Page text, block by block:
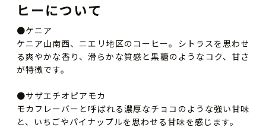
ヒーについて
●ケニア
ケニア山南西、ニエリ地区のコーヒー。シトラスを思わせ
る爽やかな香り、滑らかな質感と黒糖のようなコク、甘さ
が特徴です。
●サザエチオピアモカ
モカフレーバーと呼ばれる濃厚なチョコのような強い甘味
と、いちごやパイナップルを思わせる甘味を感じます。